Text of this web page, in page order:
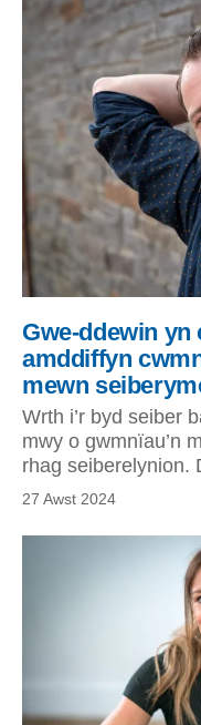
Skip to filters
Gwe-ddewin yn
amddiffyn
mewn
27 Awst 2024
Wrth i’r byd seiber
mwy o gwmnïau’n
rhag seiberelynion.